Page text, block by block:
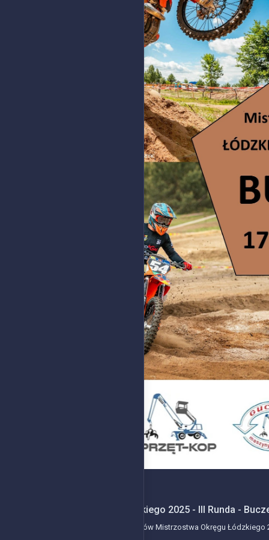
Mistrzostwa Okręgu Łódzkiego 2025 - III Runda -
Kolejne wydarzenie z serii wyścigów Mistrzostwa Okręgu